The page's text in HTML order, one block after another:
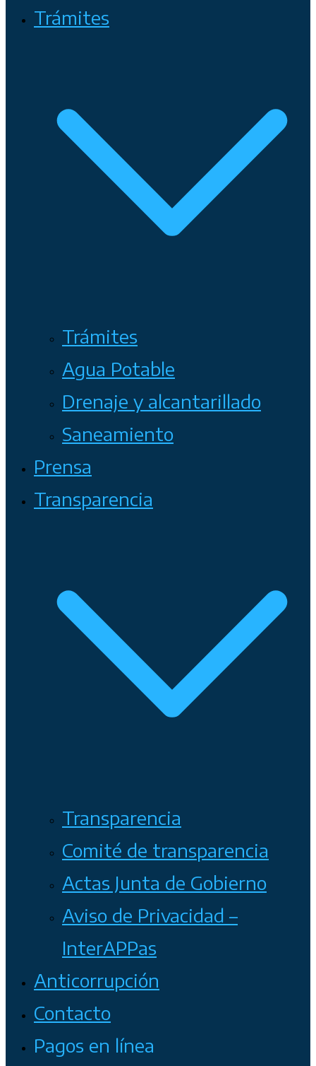
Trámites
Trámites
Agua Potable
Drenaje y alcantarillado
Saneamiento
Prensa
Transparencia
Transparencia
Comité de transparencia
Actas Junta de Gobierno
Aviso de Privacidad –
InterAPPas
Anticorrupción
Contacto
Pagos en línea